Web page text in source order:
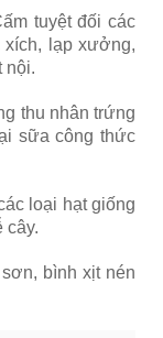
tuyệt đối các
xích, lạp xưởng,
nội.
thu nhân trứng
sữa công thức
loại hạt giống
cây.
bình xịt nén